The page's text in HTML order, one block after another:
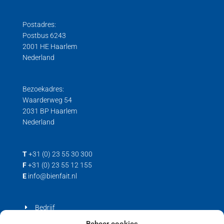
Stainless steel centercel
Gebruiksaanwijzingen
Load cell voor trek- en drukkrachten
Postadres:
Postbus 6243
2001 HE Haarlem
Nederland
Bezoekadres:
Waarderweg 54
2031 BP Haarlem
Nederland
T +31 (0) 23 55 30 300
F +31 (0) 23 55 12 155
E info@bienfait.nl
Bedrijf